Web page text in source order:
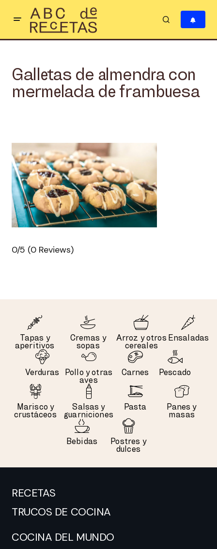
Galletas de almendra con
mermelada de frambuesa
0/5 (0 Reviews)
Tapas y
aperitivos
Cremas y
sopas
Arroz y otros
cereales
Ensaladas
Verduras
Pollo y otras
aves
Carnes Pescado
Marisco y
crustáceos
Salsas y
guarniciones
Pasta
Panes y
masas
Bebidas
Postres y
dulces
RECETAS
TRUCOS DE COCINA
COCINA DEL MUNDO